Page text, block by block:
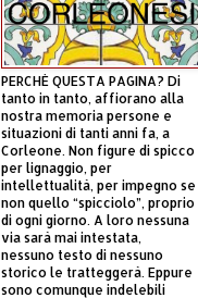
PERCHÈ QUESTA PAGINA? Di
tanto in tanto, affiorano alla
nostra memoria persone e
situazioni di tanti anni fa, a
Corleone. Non figure di spicco
per lignaggio, per
intellettualità, per impegno se
non quello “spicciolo”, proprio
di ogni giorno. A loro nessuna
via sarà mai intestata,
nessuno testo di nessuno
storico le tratteggerà. Eppure
sono comunque indelebili